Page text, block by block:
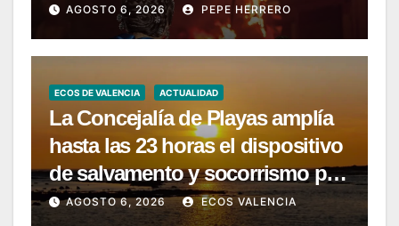
menos conocida
AGOSTO 6, 2026 PEPE HERRERO
ECOS DE VALENCIA ACTUALIDAD
La Concejalía de Playas amplía
hasta las 23 horas el dispositivo
de salvamento y socorrismo por
el eclipse solar del 12 de agosto
AGOSTO 6, 2026 ECOS VALENCIA